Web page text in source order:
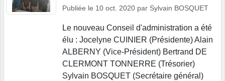
Publiée le 10 oct. 2020 par Sylvain BOSQUET
Le nouveau Conseil d'administration a été
élu : Jocelyne CUINIER (Présidente) Alain
ALBERNY (Vice-Président) Bertrand DE
CLERMONT TONNERRE (Trésorier)
Sylvain BOSQUET (Secrétaire général)